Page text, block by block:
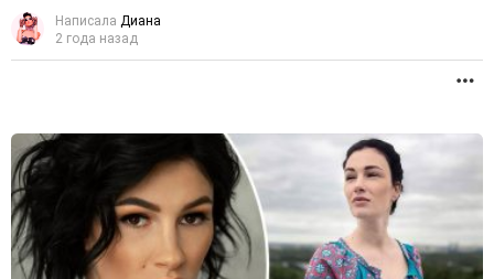
Написала Диана
2 года назад